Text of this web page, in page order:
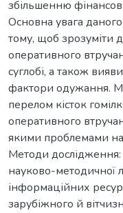
збільшенню
Основна увага
тому, щоб зрозуміти
оперативного
суглобі, а також
фактори одужання.
перелом кісток
оперативного
якими проблемами
Методи дослідження:
науково-методичної
інформаційних
зарубіжного й